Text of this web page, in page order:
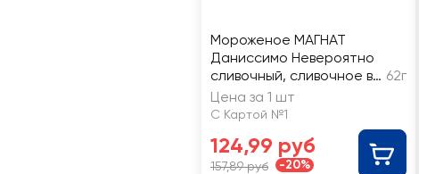
Мороженое МАГНАТ
Даниссимо Невероятно
сливочный, сливочное в
молочном шоколаде с
шариками 8%, без змж,
62г
Цена за 1 шт
С Картой №1
124,99 руб
157,89 руб -20%